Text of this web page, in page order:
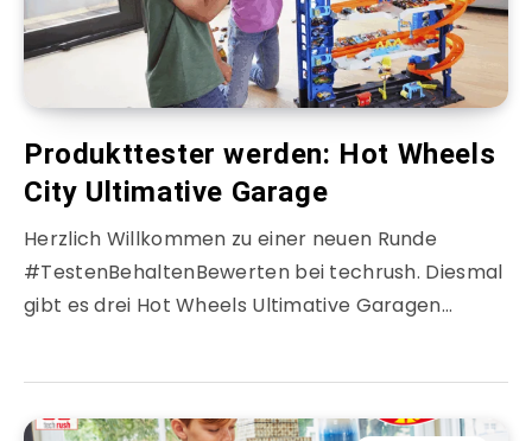
Produkttester werden: Hot Wheels
City Ultimative Garage
Herzlich Willkommen zu einer neuen Runde
#TestenBehaltenBewerten bei techrush. Diesmal
gibt es drei Hot Wheels Ultimative Garagen…